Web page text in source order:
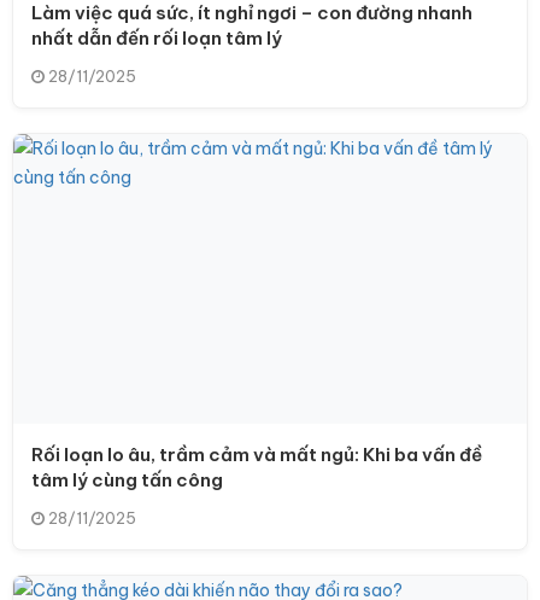
Làm việc quá sức, ít nghỉ ngơi – con đường nhanh
nhất dẫn đến rối loạn tâm lý
28/11/2025
Rối loạn lo âu, trầm cảm và mất ngủ: Khi ba vấn đề
tâm lý cùng tấn công
28/11/2025